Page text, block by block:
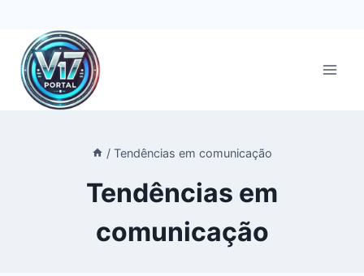
Pular
para
Conteúdo
/ Tendências em comunicação
Tendências em
comunicação